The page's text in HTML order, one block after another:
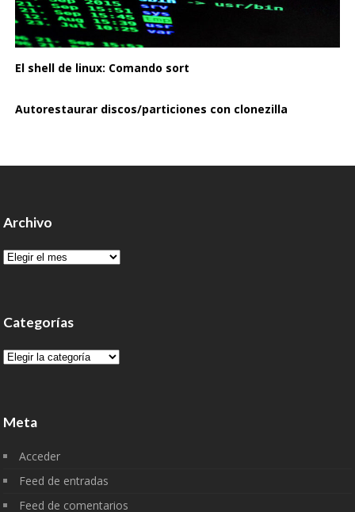
El shell de linux: Comando sort
Autorestaurar discos/particiones con clonezilla
Archivo
Archivo
Categorías
Categorías
Meta
Acceder
Feed de entradas
Feed de comentarios